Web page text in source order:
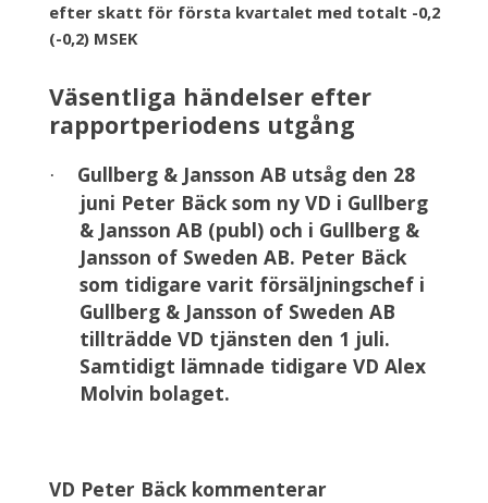
efter skatt för första kvartalet med totalt -0,2
(-0,2) MSEK
Väsentliga händelser efter
rapportperiodens utgång
·
Gullberg & Jansson AB utsåg den 28
juni Peter Bäck som ny VD i Gullberg
& Jansson AB (publ) och i Gullberg &
Jansson of Sweden AB. Peter Bäck
som tidigare varit försäljningschef i
Gullberg & Jansson of Sweden AB
tillträdde VD tjänsten den 1 juli.
Samtidigt lämnade tidigare VD Alex
Molvin bolaget.
VD Peter Bäck kommenterar